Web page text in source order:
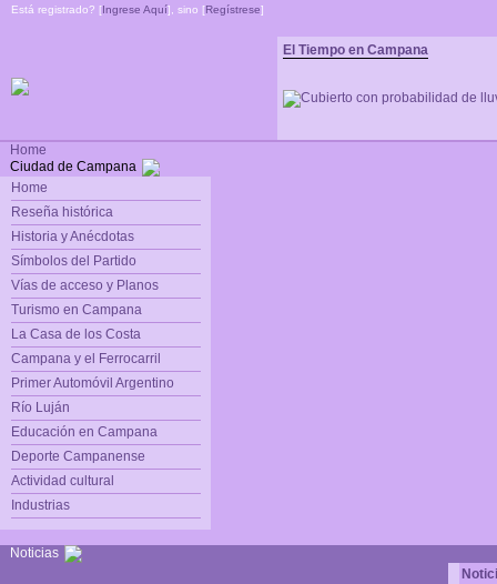
Está registrado? [Ingrese Aquí], sino [Regístrese]
El Tiempo en Campana
Home
Ciudad de Campana
Home
Reseña histórica
Historia y Anécdotas
Símbolos del Partido
Vías de acceso y Planos
Turismo en Campana
La Casa de los Costa
Campana y el Ferrocarril
Primer Automóvil Argentino
Río Luján
Educación en Campana
Deporte Campanense
Actividad cultural
Industrias
Noticias